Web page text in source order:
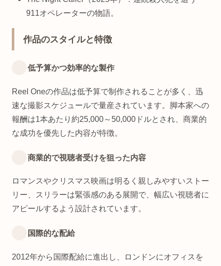
911オペレーターの物語。
作品のスタイルと特徴
低予算かつ効率的な製作
Reel Oneの作品は低予算で制作されることが多く、迅
速な撮影スケジュールで量産されています。脚本家への
報酬は1本あたり約25,000～50,000ドルとされ、商業的
な成功を優先した内容が特徴。
商業的で視聴者受けを狙った内容
ロマンスやクリスマス映画は明るく親しみやすいストー
リー、スリラーは緊張感のある展開で、幅広い視聴者に
アピールするよう設計されています。
国際的な配給
2012年から国際配給に進出し、ロンドンにオフィスを